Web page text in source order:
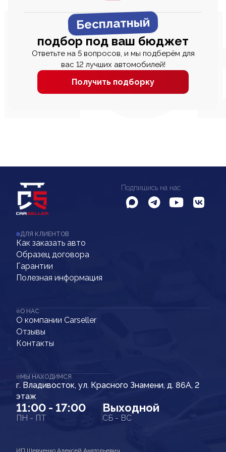
Бесплатный
подбор под ваш бюджет
Ответьте на 5 вопросов, и мы подберём для
вас 12 лучших автомобилей!
Получить подборку
Подпишись на нас
ДЛЯ КЛИЕНТОВ
Как заказать авто
Образец договора
Гарантии
Полезная информация
О НАС
О компании Carseller
Отзывы
Контакты
МЫ НАХОДИМСЯ
г. Владивосток, ул. Красного Знамени, д. 86А, 2
этаж
11:00 - 17:00
ПН - ПТ
Выходной
СБ - ВС
ИП Шевченко Алексей Анатольевич